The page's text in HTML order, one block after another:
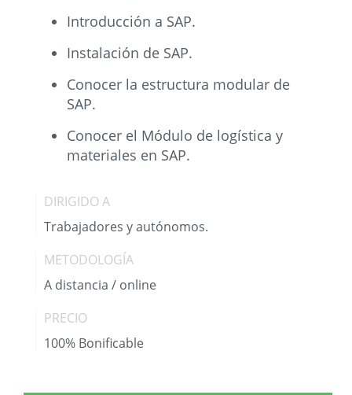
Introducción a SAP.
Instalación de SAP.
Conocer la estructura modular de
SAP.
Conocer el Módulo de logística y
materiales en SAP.
DIRIGIDO A
Trabajadores y autónomos.
METODOLOGÍA
A distancia / online
PRECIO
100% Bonificable